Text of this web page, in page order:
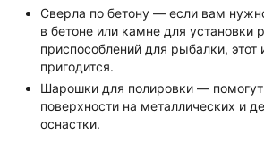
Сверла по бетону — если вам
в бетоне или камне для установки
приспособлений для рыбалки, этот
пригодится.
Шарошки для полировки — помогут
поверхности на металлических и
оснастки.